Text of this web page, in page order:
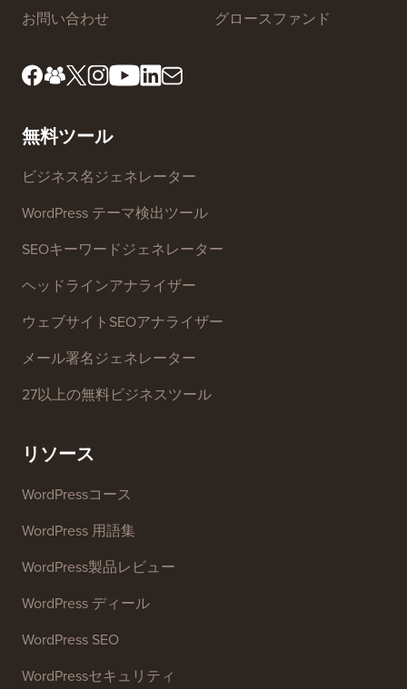
お問い合わせ
グロースファンド
無料ツール
ビジネス名ジェネレーター
WordPress テーマ検出ツール
SEOキーワードジェネレーター
ヘッドラインアナライザー
ウェブサイトSEOアナライザー
メール署名ジェネレーター
27以上の無料ビジネスツール
リソース
WordPressコース
WordPress 用語集
WordPress製品レビュー
WordPress ディール
WordPress SEO
WordPressセキュリティ